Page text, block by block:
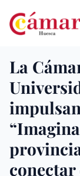
La
conectar